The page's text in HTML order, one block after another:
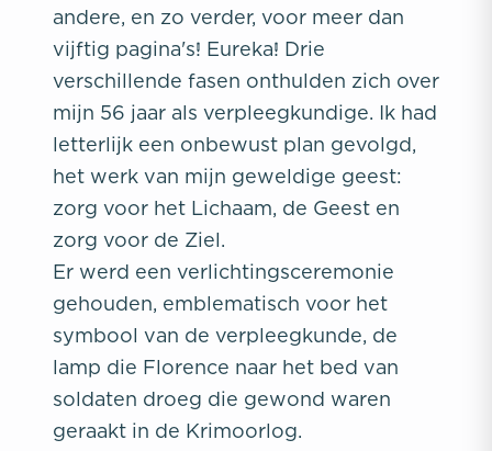
andere, en zo verder, voor meer dan
vijftig pagina's! Eureka! Drie
verschillende fasen onthulden zich over
mijn 56 jaar als verpleegkundige. Ik had
letterlijk een onbewust plan gevolgd,
het werk van mijn geweldige geest:
zorg voor het Lichaam, de Geest en
zorg voor de Ziel.
Er werd een verlichtingsceremonie
gehouden, emblematisch voor het
symbool van de verpleegkunde, de
lamp die Florence naar het bed van
soldaten droeg die gewond waren
geraakt in de Krimoorlog.